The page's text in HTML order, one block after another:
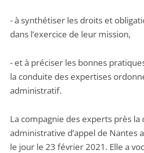
- à synthétiser les droits et
dans l’exercice de leur mission,
- et à préciser les bonnes
la conduite des expertises
administratif.
La compagnie des experts près la
administrative d’appel de Nantes
le jour le 23 février 2021. Elle a